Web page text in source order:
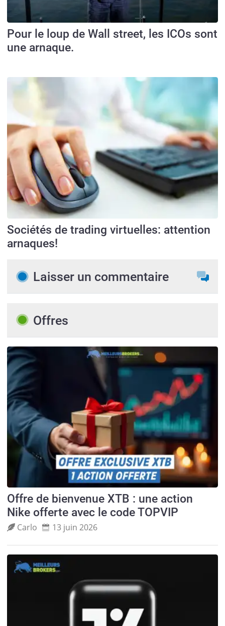
Pour le loup de Wall street, les ICOs sont
une arnaque.
Sociétés de trading virtuelles: attention
arnaques!
Laisser un commentaire
Offres
Offre de bienvenue XTB : une action
Nike offerte avec le code TOPVIP
Carlo 13 juin 2026